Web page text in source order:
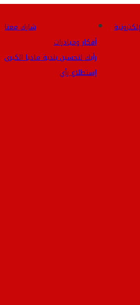
شارك معنا
أفكار ومبادرات
رأيك لتحسين بلدية مادبا الكبرى
إستطلاع رأي